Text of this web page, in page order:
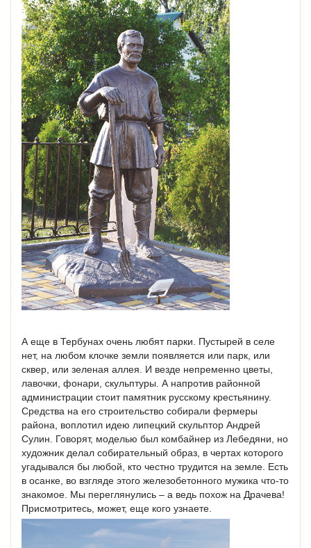
А еще в Тербунах очень любят парки. Пустырей в селе
нет, на любом клочке земли появляется или парк, или
сквер, или зеленая аллея. И везде непременно цветы,
лавочки, фонари, скульптуры. А напротив районной
администрации стоит памятник русскому крестьянину.
Средства на его строительство собирали фермеры
района, воплотил идею липецкий скульптор Андрей
Сулин. Говорят, моделью был комбайнер из Лебедяни, но
художник делал собирательный образ, в чертах которого
угадывался бы любой, кто честно трудится на земле. Есть
в осанке, во взгляде этого железобетонного мужика что-то
знакомое. Мы переглянулись – а ведь похож на Драчева!
Присмотритесь, может, еще кого узнаете.